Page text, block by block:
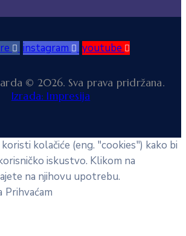
instagram youtube
© 2026. Sva prava pridržana.
Izrada: Impresija
kolačiće (eng. "cookies") kako bi
iskustvo. Klikom na
na njihovu upotrebu.
Prihvaćam